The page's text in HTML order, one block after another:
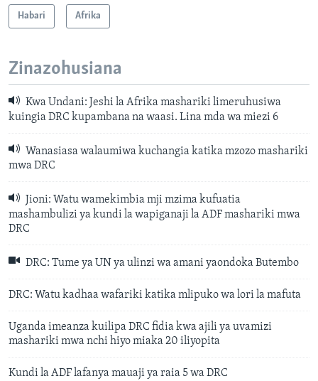
Habari Afrika
Zinazohusiana
Kwa Undani: Jeshi la Afrika mashariki limeruhusiwa
kuingia DRC kupambana na waasi. Lina mda wa miezi 6
Wanasiasa walaumiwa kuchangia katika mzozo mashariki
mwa DRC
Jioni: Watu wamekimbia mji mzima kufuatia
mashambulizi ya kundi la wapiganaji la ADF mashariki mwa
DRC
DRC: Tume ya UN ya ulinzi wa amani yaondoka Butembo
DRC: Watu kadhaa wafariki katika mlipuko wa lori la mafuta
Uganda imeanza kuilipa DRC fidia kwa ajili ya uvamizi
mashariki mwa nchi hiyo miaka 20 iliyopita
Kundi la ADF lafanya mauaji ya raia 5 wa DRC